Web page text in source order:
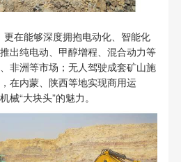
更在能够深度拥抱电动化、智能化
出纯电动、甲醇增程、混合动力等
非洲等市场；无人驾驶成套矿山施
在内蒙、陕西等地实现商用运
“大块头”的魅力。